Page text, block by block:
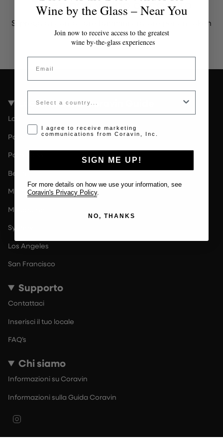
Token non valido o scaduto
Si prega di contattare l'amministratore per un token
valido.
Località della Coravin Guide
Londra
Paris
Paesi Bassi
Berlin
Milano
Melbourne
Sydney
Los Angeles
San Francisco
Supporto
Contattaci
Inserisci il tuo locale
FAQ’s
Chi siamo
Informazioni su Coravin
Informazioni sulla Guida Coravin
Wine by the Glass – Near You
Join now to receive access to the greatest
wine by-the-glass experiences
Email
Country
Opt-in disclaimer
I agree to receive marketing
communications from Coravin, Inc.
SIGN ME UP!
For more details on how we use your information, see
Coravin's Privacy Policy.
NO, THANKS